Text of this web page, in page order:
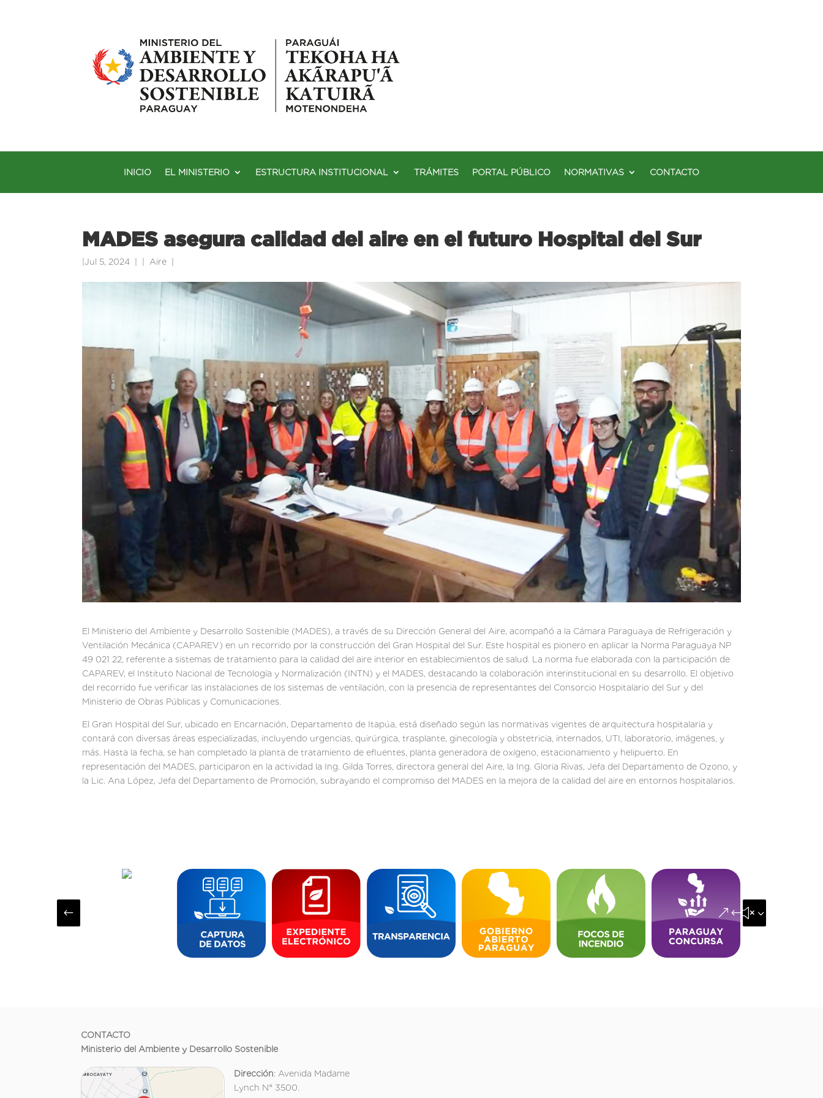
INICIO EL MINISTERIO ESTRUCTURA INSTITUCIONAL TRÁMITES PORTAL PÚBLICO NORMATIVAS CONTACTO
MADES asegura calidad del aire en el futuro Hospital del Sur
|Jul 5, 2024 Aire
El Ministerio del Ambiente y Desarrollo Sostenible (MADES), a través de su Dirección General del Aire, acompañó a la Cámara Paraguaya de Refrigeración y
Ventilación Mecánica (CAPAREV) en un recorrido por la construcción del Gran Hospital del Sur. Este hospital es pionero en aplicar la Norma Paraguaya NP
49 021 22, referente a sistemas de tratamiento para la calidad del aire interior en establecimientos de salud. La norma fue elaborada con la participación de
CAPAREV, el Instituto Nacional de Tecnología y Normalización (INTN) y el MADES, destacando la colaboración interinstitucional en su desarrollo. El objetivo
del recorrido fue verificar las instalaciones de los sistemas de ventilación, con la presencia de representantes del Consorcio Hospitalario del Sur y del
Ministerio de Obras Públicas y Comunicaciones.
El Gran Hospital del Sur, ubicado en Encarnación, Departamento de Itapúa, está diseñado según las normativas vigentes de arquitectura hospitalaria y
contará con diversas áreas especializadas, incluyendo urgencias, quirúrgica, trasplante, ginecología y obstetricia, internados, UTI, laboratorio, imágenes, y
más. Hasta la fecha, se han completado la planta de tratamiento de efluentes, planta generadora de oxígeno, estacionamiento y helipuerto. En
representación del MADES, participaron en la actividad la Ing. Gilda Torres, directora general del Aire, la Ing. Gloria Rivas, Jefa del Departamento de Ozono, y
la Lic. Ana López, Jefa del Departamento de Promoción, subrayando el compromiso del MADES en la mejora de la calidad del aire en entornos hospitalarios.
# &#x35;
CONTACTO
Ministerio del Ambiente y Desarrollo Sostenible
Dirección: Avenida Madame
Lynch N° 3500.